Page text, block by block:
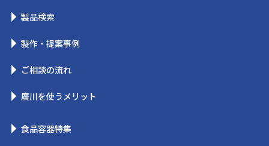
製品検索
製作・提案事例
ご相談の流れ
廣川を使うメリット
食品容器特集